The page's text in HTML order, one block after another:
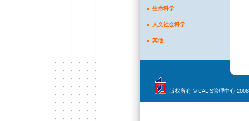
生命科学
人文社会科学
其他
版权所有 © CALIS管理中心 2008